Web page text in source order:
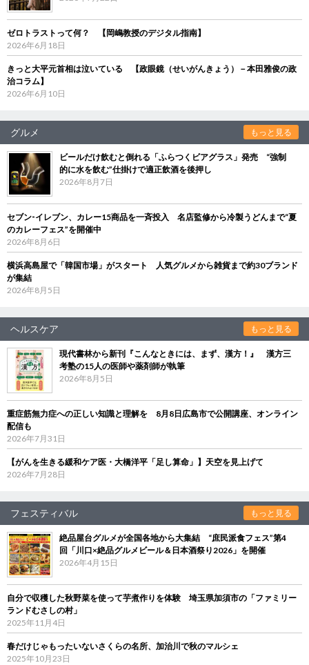
ゼロトラストって何？ 【岡嶋教授のデジタル指南】
2026年6月18日
きっと大平元首相は泣いている 【政眼鏡（せいがんきょう）－本田雅俊の政
治コラム】
2026年6月10日
グルメ もっと見る
ビールだけ飲むと倒れる「ふらつくビアグラス」発売 “強制
的に水を飲む”仕掛けで適正飲酒を後押し
2026年8月7日
セブン‐イレブン、カレー15商品を一斉投入 名店監修から冷製うどんまで“夏
のカレーフェス”を開催中
2026年8月6日
横浜高島屋で「韓国市場」がスタート 人気グルメから雑貨まで約30ブランド
が集結
2026年8月5日
ヘルスケア もっと見る
現代書林から新刊『こんなときには、まず、漢方！』 漢方三
考塾の15人の医師や薬剤師が執筆
2026年8月5日
重症筋無力症への正しい知識と理解を 8月8日広島市で公開講座、オンライン
配信も
2026年7月31日
【がんを生きる緩和ケア医・大橋洋平「足し算命」】天空を見上げて
2026年7月28日
フェスティバル もっと見る
絶品屋台グルメが全国各地から大集結 “庶民派食フェス”第4
回「川口×絶品グルメビール＆日本酒祭り2026」を開催
2026年4月15日
自分で収穫した秋野菜を使って芋煮作りを体験 埼玉県加須市の「ファミリー
ランドむさしの村」
2025年11月4日
春だけじゃもったいないさくらの名所、加治川で秋のマルシェ
2025年10月23日